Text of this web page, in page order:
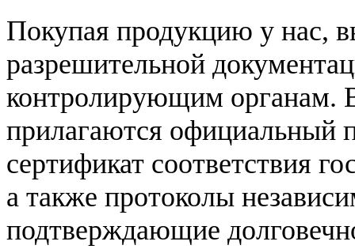
Покупая продукцию у нас,
разрешительной
контролирующим органам.
прилагаются официальный
сертификат соответствия
а также протоколы
подтверждающие